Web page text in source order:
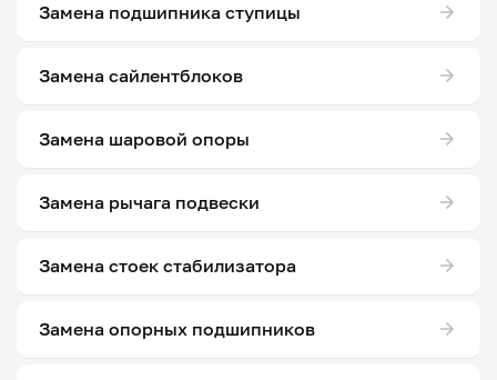
Замена подшипника ступицы
Замена сайлентблоков
Замена шаровой опоры
Замена рычага подвески
Замена стоек стабилизатора
Замена опорных подшипников